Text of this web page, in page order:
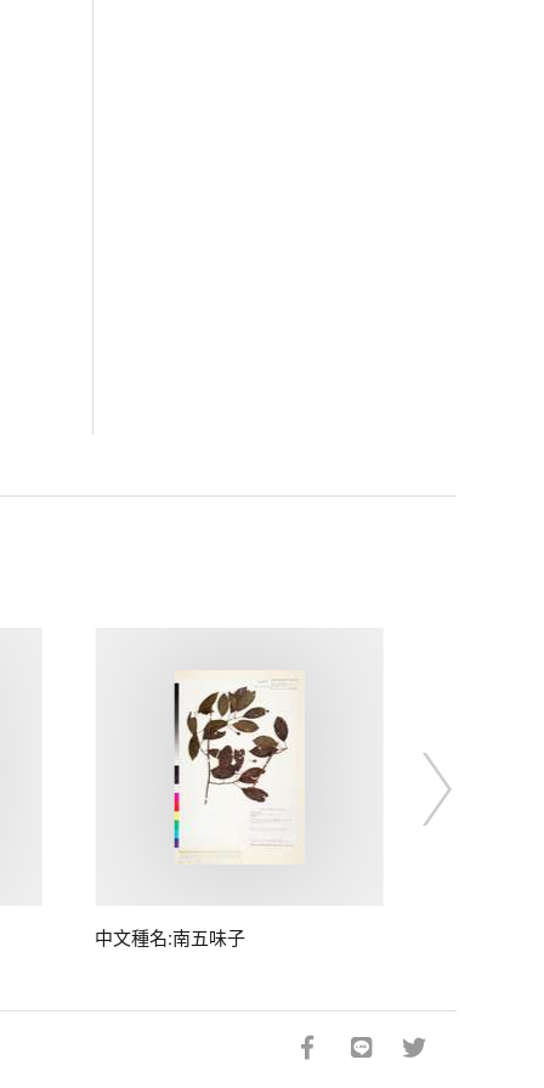
中文種名:南五味子